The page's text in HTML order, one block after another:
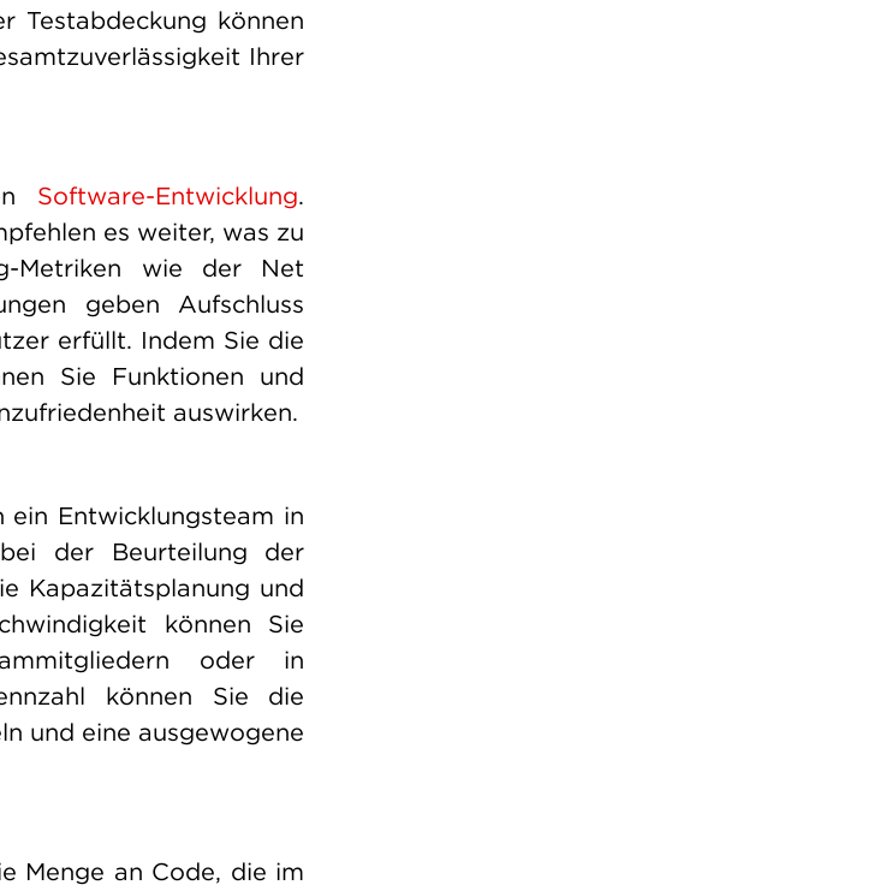
Testabdeckung können
Ihrer
Software-Entwicklung.
es weiter, was zu
Metriken wie der Net
geben Aufschluss
erfüllt. Indem Sie die
Sie Funktionen und
auswirken.
Entwicklungsteam in
der Beurteilung der
Kapazitätsplanung und
können Sie
oder in
können Sie die
und eine ausgewogene
Menge an Code, die im